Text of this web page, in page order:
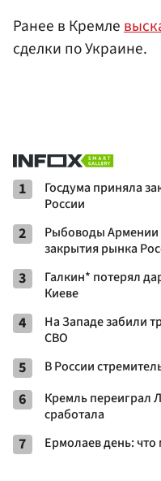
Ранее в Кремле
сделки по Украине.
1
Госдума приняла
России
2
Рыбоводы Армении
закрытия рынка
3
Галкин* потерял
Киеве
4
На Западе забили
СВО
5 В России
6
Кремль переиграл
сработала
7 Ермолаев день: что